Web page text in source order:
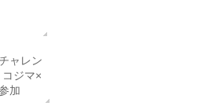
ャレン
ジマ×
加